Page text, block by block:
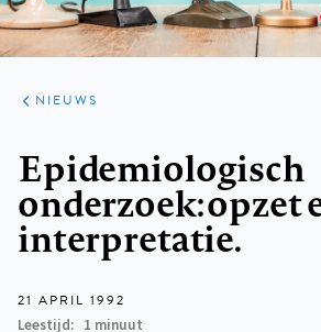
ARTIKELEN
HET
KORT
NIEUWS
Epidemiologisch
onderzoek: opzet
interpretatie.
21 APRIL 1992
Leestijd
1 minuut